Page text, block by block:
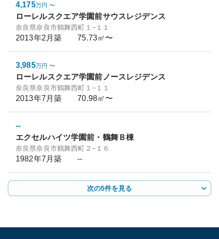
4,175万円 〜
ローレルスクエア学園前サウスレジデンス
奈良県奈良市鶴舞西町１−１１
2013年2月築 75.73㎡〜
3,985万円 〜
ローレルスクエア学園前ノースレジデンス
奈良県奈良市鶴舞西町１−１１
2013年7月築 70.98㎡〜
--
エクセルハイツ学園前・鶴舞Ｂ棟
奈良県奈良市鶴舞西町２−１６
1982年7月築 --
次の5件を見る